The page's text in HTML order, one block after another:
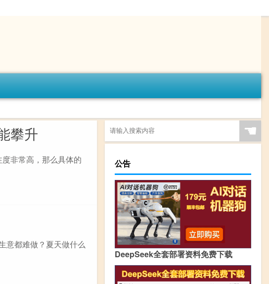
攀升
非常高，那么具体的
意都难做？夏天做什么
☚
公告
DeepSeek全套部署资料免费下载